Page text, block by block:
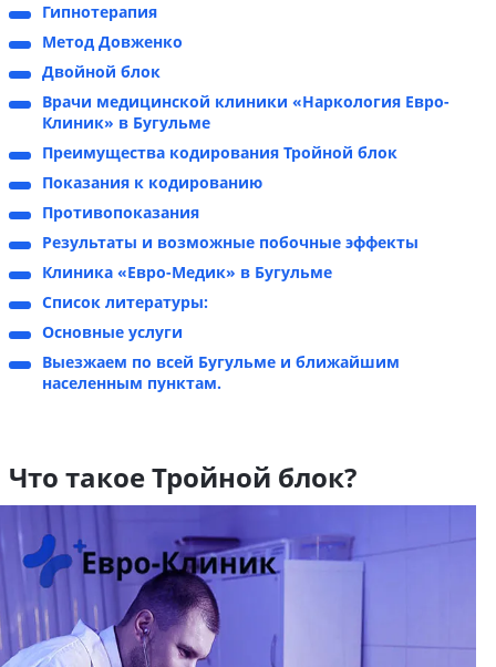
Гипнотерапия
Метод Довженко
Двойной блок
Врачи медицинской клиники «Наркология Евро-
Клиник» в Бугульме
Преимущества кодирования Тройной блок
Показания к кодированию
Противопоказания
Результаты и возможные побочные эффекты
Клиника «Евро-Медик» в Бугульме
Список литературы:
Основные услуги
Выезжаем по всей Бугульме и ближайшим
населенным пунктам.
Что такое Тройной блок?